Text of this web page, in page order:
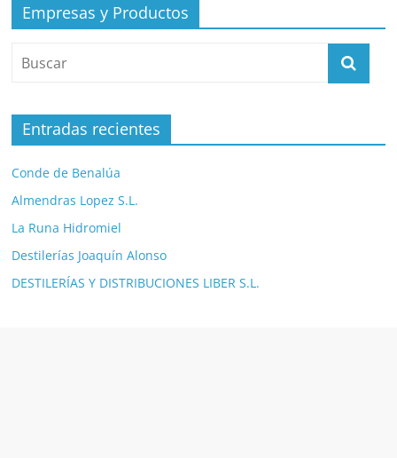
Empresas y Productos
Entradas recientes
Conde de Benalúa
Almendras Lopez S.L.
La Runa Hidromiel
Destilerías Joaquín Alonso
DESTILERÍAS Y DISTRIBUCIONES LIBER S.L.